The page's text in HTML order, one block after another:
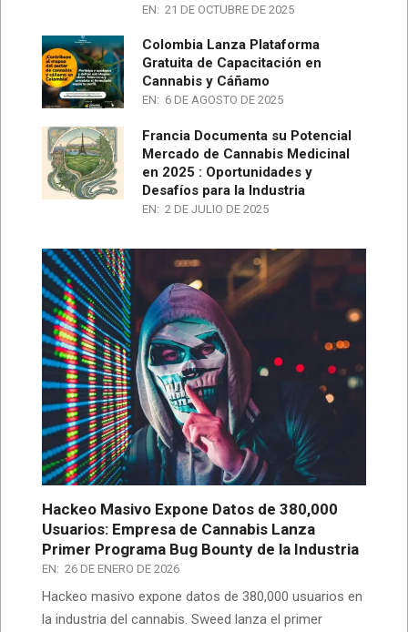
EN: 21 DE OCTUBRE DE 2025
Colombia Lanza Plataforma
Gratuita de Capacitación en
Cannabis y Cáñamo
EN: 6 DE AGOSTO DE 2025
Francia Documenta su Potencial
Mercado de Cannabis Medicinal
en 2025 : Oportunidades y
Desafíos para la Industria
EN: 2 DE JULIO DE 2025
Hackeo Masivo Expone Datos de 380,000
Usuarios: Empresa de Cannabis Lanza
Primer Programa Bug Bounty de la Industria
EN: 26 DE ENERO DE 2026
Hackeo masivo expone datos de 380,000 usuarios en
la industria del cannabis. Sweed lanza el primer